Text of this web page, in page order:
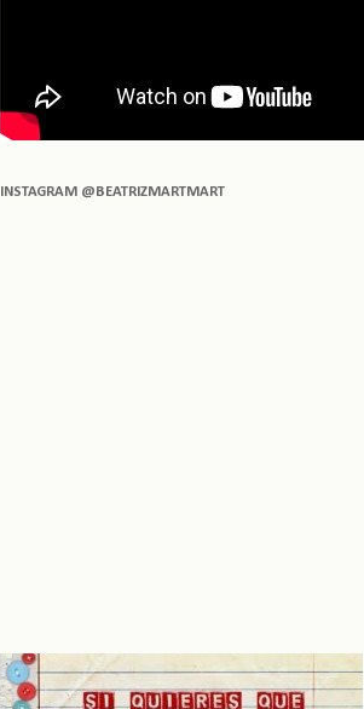
INSTAGRAM @BEATRIZMARTMART